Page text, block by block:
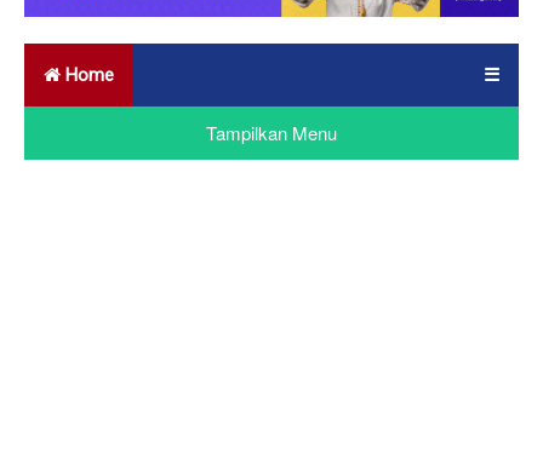
Home ☰
Tampilkan Menu